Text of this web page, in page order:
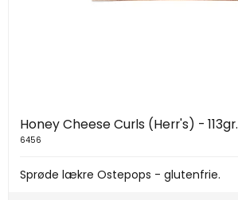
Honey Cheese Curls (Herr's) - 113gr.
6456
Sprøde lækre Ostepops - glutenfrie.